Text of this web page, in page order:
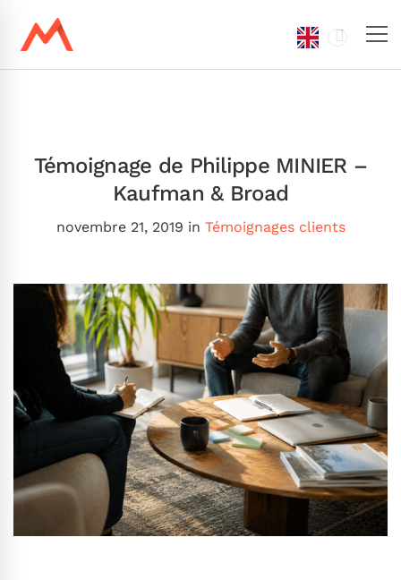
Témoignage de Philippe MINIER –
Kaufman & Broad
novembre 21, 2019 in Témoignages clients